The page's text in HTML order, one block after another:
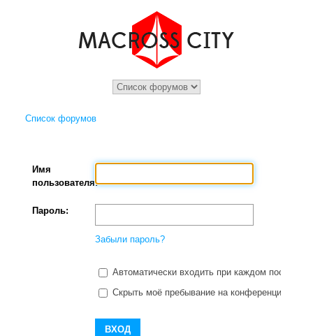
Список форумов
Имя
пользователя:
Пароль:
Забыли пароль?
Автоматически входить при каждом
Скрыть моё пребывание на конференции в